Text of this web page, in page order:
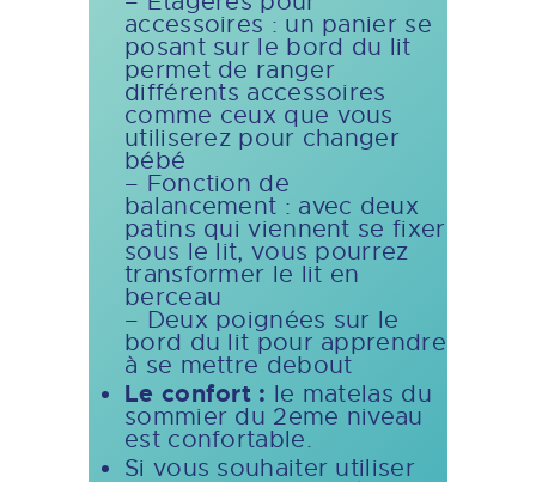
accessoires : un panier se
posant sur le bord du lit
permet de ranger
différents accessoires
comme ceux que vous
utiliserez pour changer
bébé
– Fonction de
balancement : avec deux
patins qui viennent se fixer
sous le lit, vous pourrez
transformer le lit en
berceau
– Deux poignées sur le
bord du lit pour apprendre
à se mettre debout
Le confort : le matelas du
sommier du 2eme niveau
est confortable.
Si vous souhaiter utiliser